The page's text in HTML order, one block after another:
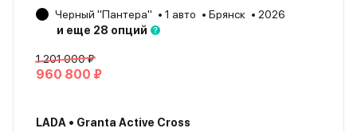
Черный "Пантера" 1 авто Брянск
2026
и еще 28 опций
1 201 000 ₽
960 800 ₽
LADA • Granta Active Cross